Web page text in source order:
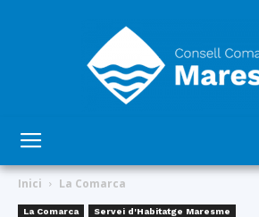
Inici La Comarca
La Comarca Servei d'Habitatge Maresme